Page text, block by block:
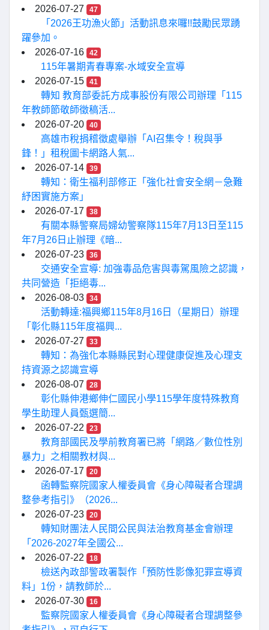
2026-07-27
47
「2026王功漁火節」活動訊息來囉!!鼓勵民眾踴
躍參加。
2026-07-16
42
115年暑期青春專案-水域安全宣導
2026-07-15
41
轉知 教育部委託方成事股份有限公司辦理「115
年教師節敬師徵稿活...
2026-07-20
40
高雄市稅捐稽徵處舉辦「AI召集令！稅與爭
鋒！」租稅圖卡網路人氣...
2026-07-14
39
轉知：衛生福利部修正「強化社會安全網－急難
紓困實施方案」
2026-07-17
38
有關本縣警察局婦幼警察隊115年7月13日至115
年7月26日止辦理《暗...
2026-07-23
36
交通安全宣導: 加強毒品危害與毒駕風險之認識，
共同營造「拒絕毒...
2026-08-03
34
活動轉達:福興鄉115年8月16日（星期日）辦理
「彰化縣115年度福興...
2026-07-27
33
轉知：為強化本縣縣民對心理健康促進及心理支
持資源之認識宣導
2026-08-07
28
彰化縣伸港鄉伸仁國民小學115學年度特殊教育
學生助理人員甄選簡...
2026-07-22
23
教育部國民及學前教育署已將「網路／數位性別
暴力」之相關教材與...
2026-07-17
20
函轉監察院國家人權委員會《身心障礙者合理調
整參考指引》（2026...
2026-07-23
20
轉知財團法人民間公民與法治教育基金會辦理
「2026-2027年全國公...
2026-07-22
18
檢送內政部警政署製作「預防性影像犯罪宣導資
料」1份，請教師於...
2026-07-30
16
監察院國家人權委員會《身心障礙者合理調整參